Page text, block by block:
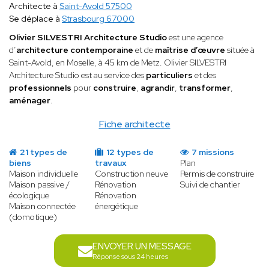
Fiche architecte
Architecte à Saint-Avold 57500
Se déplace à Strasbourg 67000
Olivier SILVESTRI Architecture Studioest une agence
d’architecture contemporaine et de maîtrise d’œuvre située à
Saint-Avold, en Moselle, à 45 km de Metz. Olivier SILVESTRI
Architecture Studio est au service des particuliers et des
professionnels pour construire, agrandir, transformer,
aménager.
21 types de
biens
Maison individuelle
Maison passive /
écologique
Maison connectée
(domotique)
12 types de
travaux
Construction neuve
Rénovation
Rénovation
énergétique
7 missions
Plan
Permis de construire
Suivi de chantier
ENVOYER UN MESSAGE
Réponse sous 24 heures